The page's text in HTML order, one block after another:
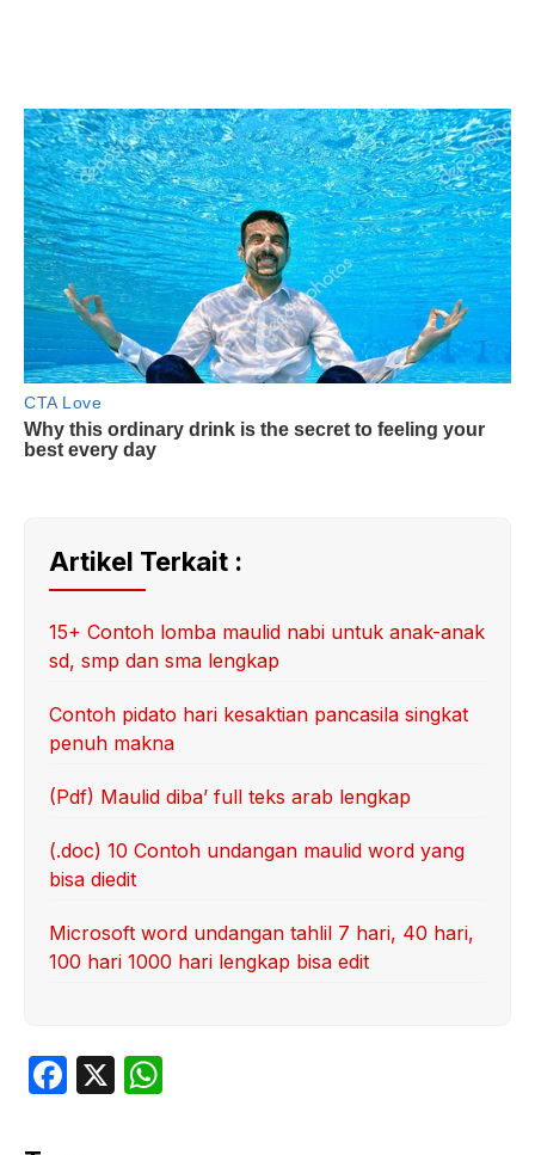
Artikel Terkait :
15+ Contoh lomba maulid nabi untuk anak-anak
sd, smp dan sma lengkap
Contoh pidato hari kesaktian pancasila singkat
penuh makna
(Pdf) Maulid diba’ full teks arab lengkap
(.doc) 10 Contoh undangan maulid word yang
bisa diedit
Microsoft word undangan tahlil 7 hari, 40 hari,
100 hari 1000 hari lengkap bisa edit
F
X